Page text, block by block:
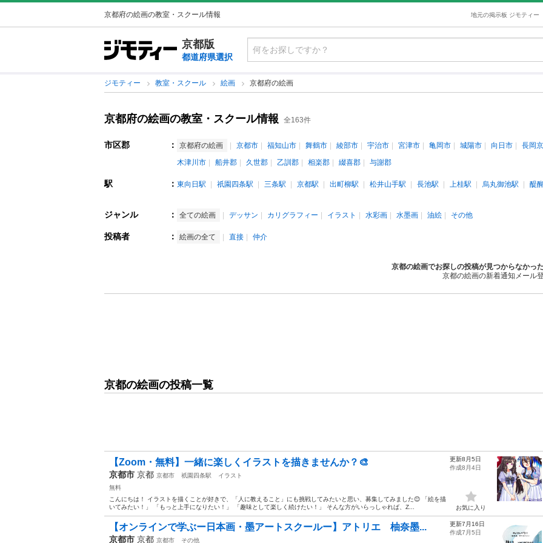
京都府の絵画の教室・スクール情報 地元の掲示板 ジモティー
京都版
都道府県選択
ジモティー 教室・スクール 絵画 京都府の絵画
京都府の絵画の教室・スクール情報 全163件
市区郡 ： 京都府の絵画 京都市 福知山市 舞鶴市 綾部市 宇治市 宮津市 亀岡市 城陽市 向日市
長岡
木津川市
船井郡 久世郡 乙訓郡 相楽郡 綴喜郡 与謝郡
駅 ： 東向日駅 祇園四条駅 三条駅 京都駅 出町柳駅 松井山手駅 長池駅 上桂駅 烏丸御池駅 醍
ジャンル ： 全ての絵画 デッサン カリグラフィー イラスト 水彩画 水墨画 油絵 その他
投稿者 ： 絵画の全て 直接 仲介
京都の絵画でお探しの投稿が見つからなかっ
京都の絵画の新着通知メール
京都の絵画の投稿一覧
【Zoom・無料】一緒に楽しくイラストを描きませんか？🎨
京都市 京都 京都市 祇園四条駅
イラスト
無料
こんにちは！ イラストを描くことが好きで、「人に教えること」にも挑戦してみたいと思い、募集してみました😊 「絵を描
いてみたい！」 「もっと上手になりたい！」 「趣味として楽しく続けたい！」 そんな方がいらっしゃれば、Z...
更新8月5日
作成8月4日
お気に入り
【オンラインで学ぶー日本画・墨アートスクールー】アトリエ 柚奈墨...
京都市 京都 京都市 その他
更新7月16日
作成7月5日